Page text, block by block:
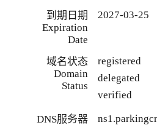
到期日期
Expiration
Date
2027-03-25
域名状态
Domain
Status
registered
delegated
verified
DNS服务器